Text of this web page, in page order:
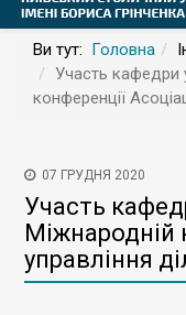
Ви тут: Головна
Участь кафедри
конференції
07 ГРУДНЯ 2020
Участь
Міжнародній
управління